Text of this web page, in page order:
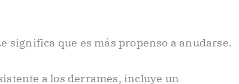
significa que es más propenso a anudarse.
a los derrames, incluye un